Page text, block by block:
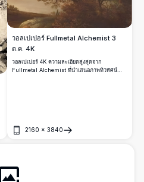
วอลเปเปอร์ Fullmetal Alchemist 3
ต.ค. 4K
วอลเปเปอร์ 4K ความละเอียดสูงสุดจาก
Fullmetal Alchemist ที่นำเสนอภาพทิวทัศน์
2160 × 3840
เปิด